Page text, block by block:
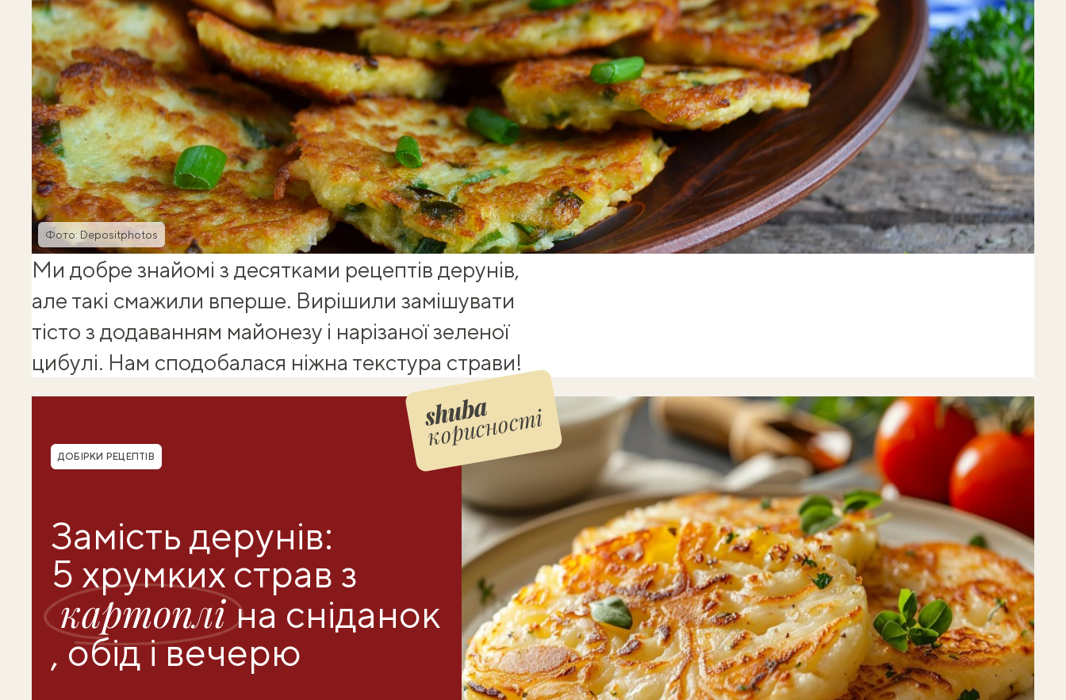
Фото: Depositphotos
Ми добре знайомі з десятками рецептів дерунів,
але такі смажили вперше. Вирішили замішувати
тісто з додаванням майонезу і нарізаної зеленої
цибулі. Нам сподобалася ніжна текстура страви!
корисності
Рубрика
ДОБІРКИ РЕЦЕПТІВ
Замість дерунів:
5 хрумких страв з
картопліна сніданок
, обід і вечерю